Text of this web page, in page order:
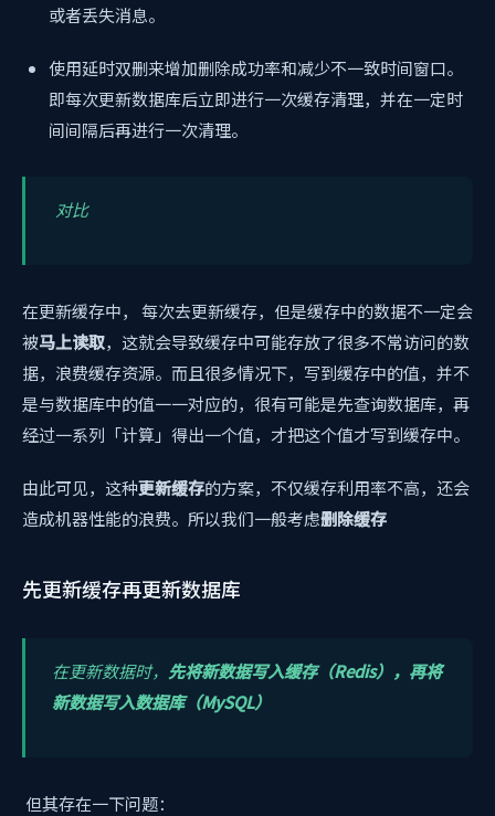
或者丢失消息。
使用延时双删来增加删除成功率和减少不一致时间窗口。
即每次更新数据库后立即进行一次缓存清理，并在一定时
间间隔后再进行一次清理。
对比
在更新缓存中， 每次去更新缓存，但是缓存中的数据不一定会
被马上读取，这就会导致缓存中可能存放了很多不常访问的数
据，浪费缓存资源。而且很多情况下，写到缓存中的值，并不
是与数据库中的值一一对应的，很有可能是先查询数据库，再
经过一系列「计算」得出一个值，才把这个值才写到缓存中。
由此可见，这种更新缓存的方案，不仅缓存利用率不高，还会
造成机器性能的浪费。所以我们一般考虑删除缓存
先更新缓存再更新数据库
在更新数据时， 先将新数据写入缓存（Redis），再将
新数据写入数据库（MySQL）
但其存在一下问题：